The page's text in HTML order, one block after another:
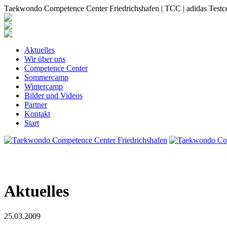
Taekwondo Competence Center Friedrichshafen | TCC | adidas
Aktuelles
Wir über uns
Competence Center
Sommercamp
Wintercamp
Bilder und Videos
Partner
Kontakt
Start
Aktuelles
25.03.2009